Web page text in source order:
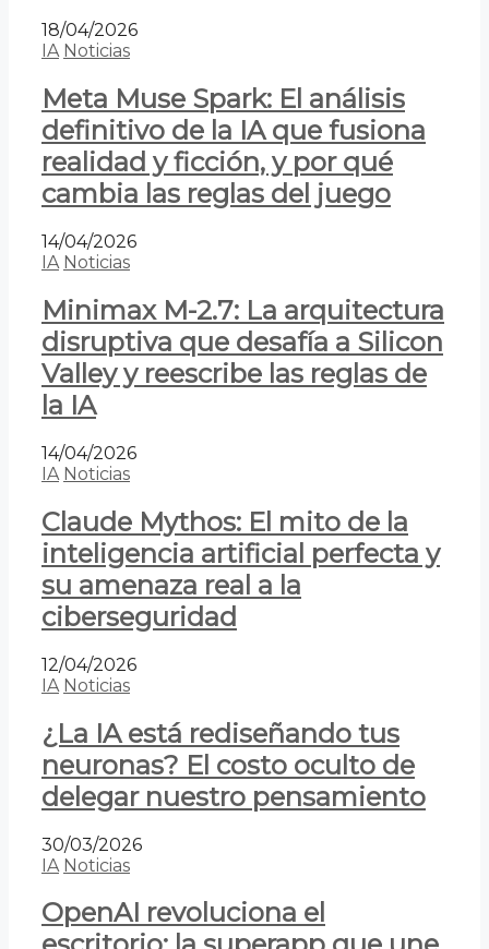
18/04/2026
IA Noticias
Meta Muse Spark: El análisis
definitivo de la IA que fusiona
realidad y ficción, y por qué
cambia las reglas del juego
14/04/2026
IA Noticias
Minimax M-2.7: La arquitectura
disruptiva que desafía a Silicon
Valley y reescribe las reglas de
la IA
14/04/2026
IA Noticias
Claude Mythos: El mito de la
inteligencia artificial perfecta y
su amenaza real a la
ciberseguridad
12/04/2026
IA Noticias
¿La IA está rediseñando tus
neuronas? El costo oculto de
delegar nuestro pensamiento
30/03/2026
IA Noticias
OpenAI revoluciona el